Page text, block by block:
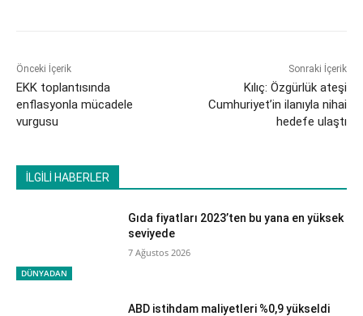
Önceki İçerik
EKK toplantısında
enflasyonla mücadele
vurgusu
Sonraki İçerik
Kılıç: Özgürlük ateşi
Cumhuriyet’in ilanıyla nihai
hedefe ulaştı
İLGİLİ HABERLER
DÜNYADAN
Gıda fiyatları 2023’ten bu yana en yüksek
seviyede
7 Ağustos 2026
ABD istihdam maliyetleri %0,9 yükseldi